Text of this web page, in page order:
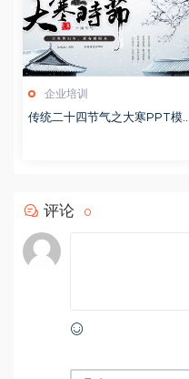
企业培训
传统二十四节气之大寒PPT模
评论 0